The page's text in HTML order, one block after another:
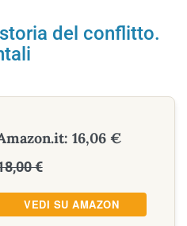
del conflitto.
16,06 €
€
VEDI SU AMAZON